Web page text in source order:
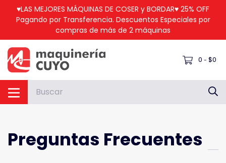
♥LAS MEJORES MÁQUINAS DE COSER y BORDAR♥ 25% OFF
Pagando por Transferencia. Descuentos Especiales por
compras de más de 2 máquinas
0 - $0
Preguntas Frecuentes